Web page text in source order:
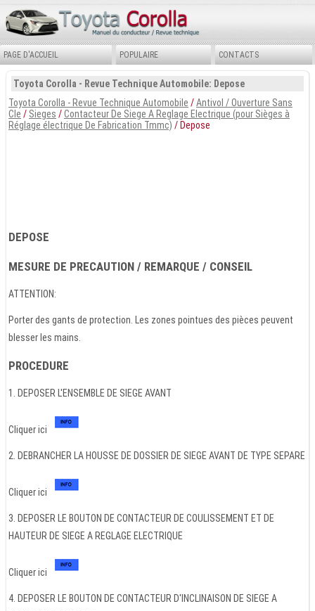
PAGE D'ACCUEIL POPULAIRE CONTACTS
Toyota Corolla - Revue Technique Automobile: Depose
Toyota Corolla - Revue Technique Automobile /Antivol / Ouverture Sans
Cle / Sieges /Contacteur De Siege A Reglage Electrique (pour Sièges à
Réglage électrique De Fabrication Tmmc) / Depose
DEPOSE
MESURE DE PRECAUTION / REMARQUE / CONSEIL
ATTENTION:
Porter des gants de protection. Les zones pointues des pièces peuvent
blesser les mains.
PROCEDURE
1. DEPOSER L'ENSEMBLE DE SIEGE AVANT
Cliquer ici
2. DEBRANCHER LA HOUSSE DE DOSSIER DE SIEGE AVANT DE TYPE SEPARE
Cliquer ici
3. DEPOSER LE BOUTON DE CONTACTEUR DE COULISSEMENT ET DE
HAUTEUR DE SIEGE A REGLAGE ELECTRIQUE
Cliquer ici
4. DEPOSER LE BOUTON DE CONTACTEUR D'INCLINAISON DE SIEGE A